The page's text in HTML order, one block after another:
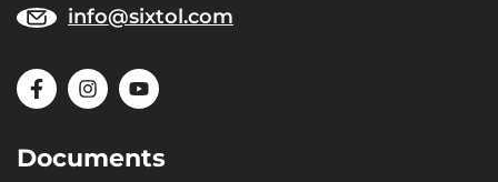
info@sixtol.com
Documents